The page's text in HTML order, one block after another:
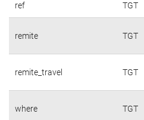
ref TGT
remite TGT
remite_travel TGT
where TGT